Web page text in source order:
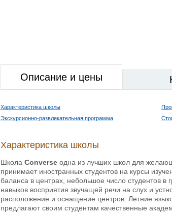
Описание и цены
Характеристика школы
Экскурсионно-развлекательная программа
Характеристика школы
Школа Converse одна из лучших школ для
принимает иностранных студентов на курсы
баланса в центрах, небольшое число студентов в
навыков восприятия звучащей речи на слух и
расположение и оснащение центров. Летние
предлагают своим студентам качественные